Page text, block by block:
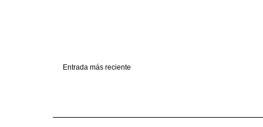
Entrada más reciente